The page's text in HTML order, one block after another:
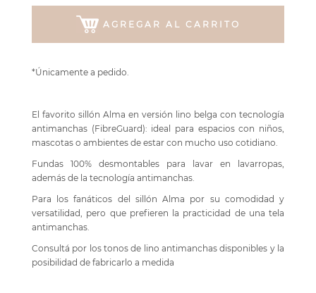
AGREGAR AL CARRITO
*Únicamente a pedido.
El favorito sillón Alma en versión lino belga con tecnología
antimanchas (FibreGuard): ideal para espacios con niños,
mascotas o ambientes de estar con mucho uso cotidiano.
Fundas 100% desmontables para lavar en lavarropas,
además de la tecnología antimanchas.
Para los fanáticos del sillón Alma por su comodidad y
versatilidad, pero que prefieren la practicidad de una tela
antimanchas.
Consultá por los tonos de lino antimanchas disponibles y la
posibilidad de fabricarlo a medida